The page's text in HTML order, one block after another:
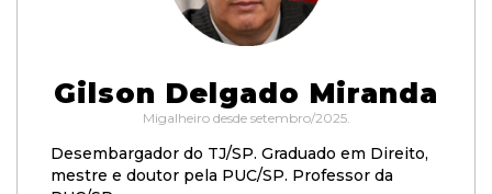
Gilson Delgado Miranda
Migalheiro desde setembro/2025.
Desembargador do TJ/SP. Graduado em Direito,
mestre e doutor pela PUC/SP. Professor da